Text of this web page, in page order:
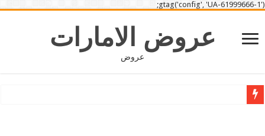
gtag('config', 'UA-61999666-1');
عروض الامارات
عروض